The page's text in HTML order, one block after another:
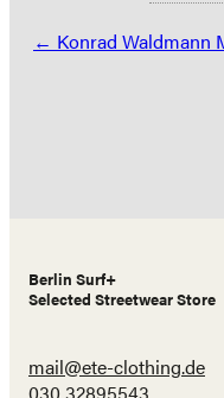
Posts
← Konrad Waldmann
Berlin Surf+
Selected Streetwear Store
mail@ete-clothing.de